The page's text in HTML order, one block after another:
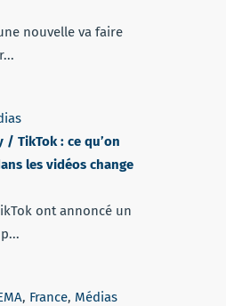
nouvelle va faire
/ TikTok : ce qu’on
les vidéos change
ont annoncé un
, France, Médias